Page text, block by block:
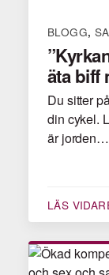
BLOGG,
äta biff
Du sitter
din cykel.
är jorden…
LÄS